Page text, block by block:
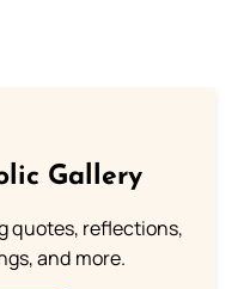
Gallery
quotes, reflections,
and more.